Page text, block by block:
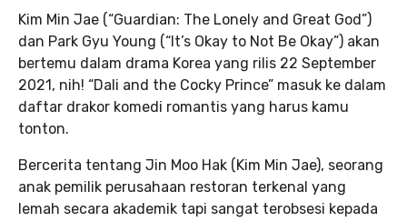
Kim Min Jae (“Guardian: The Lonely and Great God”)
dan Park Gyu Young (“It’s Okay to Not Be Okay”) akan
bertemu dalam drama Korea yang rilis 22 September
2021, nih! “Dali and the Cocky Prince” masuk ke dalam
daftar drakor komedi romantis yang harus kamu
tonton.
Bercerita tentang Jin Moo Hak (Kim Min Jae), seorang
anak pemilik perusahaan restoran terkenal yang
lemah secara akademik tapi sangat terobsesi kepada